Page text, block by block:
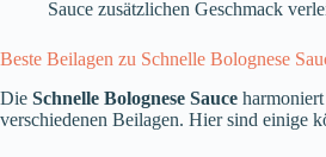
Sauce zusätzlichen Geschmack
Beste Beilagen zu Schnelle Bolognese
Die Schnelle Bolognese Sauce
verschiedenen Beilagen. Hier sind einige